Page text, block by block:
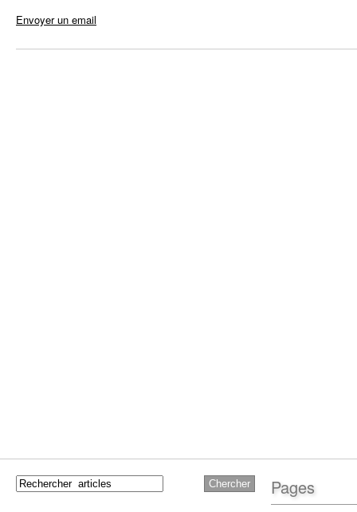
Envoyer un email
Pages